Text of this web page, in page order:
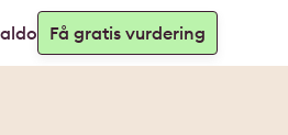
Få gratis vurdering